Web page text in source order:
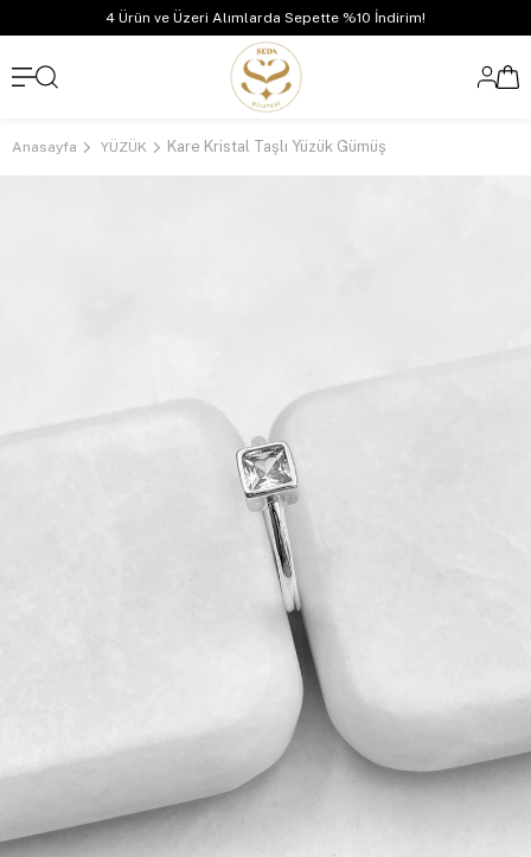
4 Ürün ve Üzeri Alımlarda Sepette %10 İndirim!
Anasayfa YÜZÜK Kare Kristal Taşlı Yüzük Gümüş